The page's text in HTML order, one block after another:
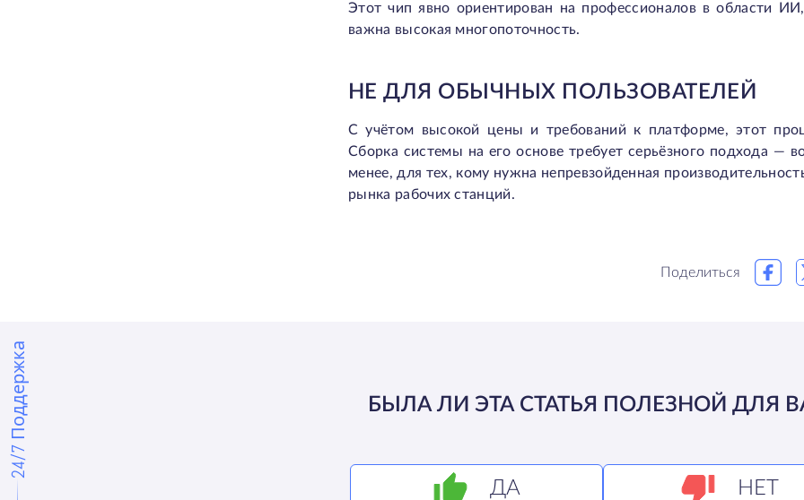
24/7 Поддержка
Этот чип явно ориентирован на профессионалов в области
важна высокая многопоточность.
НЕ ДЛЯ ОБЫЧНЫХ ПОЛЬЗОВАТЕЛЕЙ
С учётом высокой цены и требований к платформе, этот
Сборка системы на его основе требует серьёзного подхода —
менее, для тех, кому нужна непревзойденная
рынка рабочих станций.
Поделиться
БЫЛА ЛИ ЭТА СТАТЬЯ ПОЛЕЗНОЙ ДЛЯ
ДА НЕТ